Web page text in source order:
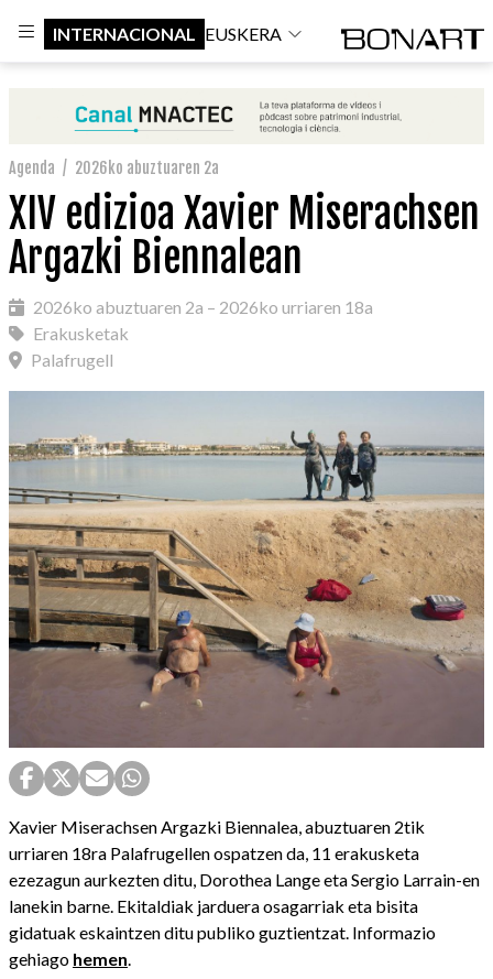
INTERNACIONAL EUSKERA
Agenda / 2026ko abuztuaren 2a
XIV edizioa Xavier Miserachsen
Argazki Biennalean
2026ko abuztuaren 2a – 2026ko urriaren 18a
Erakusketak
Palafrugell
Xavier Miserachsen Argazki Biennalea, abuztuaren 2tik
urriaren 18ra Palafrugellen ospatzen da, 11 erakusketa
ezezagun aurkezten ditu, Dorothea Lange eta Sergio Larrain-en
lanekin barne. Ekitaldiak jarduera osagarriak eta bisita
gidatuak eskaintzen ditu publiko guztientzat. Informazio
gehiago hemen.